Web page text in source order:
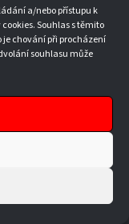
a/nebo přístupu k
Souhlas s těmito
chování při procházení
souhlasu může